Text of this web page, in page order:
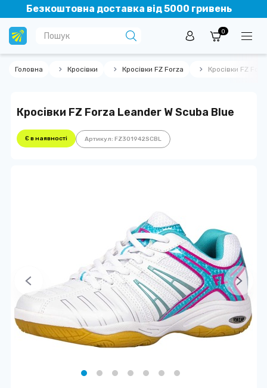
Безкоштовна доставка від 5000 гривень
0
Головна Кросівки Кросівки FZ Forza Кросівки FZ
Кросівки FZ Forza Leander W Scuba Blue
Є в наявності Артикул: FZ301942SCBL